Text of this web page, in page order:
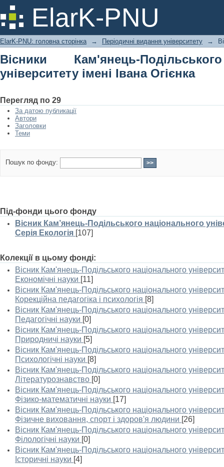
ElarK-PNU
Вісники Кам'янець-Подільського
Огієнка
ElarK-PNU: головна сторінка → Періодичні видання університету →
Вісники Кам'янець-
університету імені Івана Огієнка
Перегляд по 29
За датою публикації
Автори
Заголовки
Теми
Пошук по фонду:
Під-фонди цього фонду
Вісник Кам’янець-Подільського національного
Серія Екологія [107]
Колекції в цьому фонді:
Вісник Кам'янець-Подільського національного
Економічні науки [11]
Вісник Кам'янець-Подільського національного
Корекційна педагогіка і психологія [8]
Вісник Кам'янець-Подільського національного
Педагогічні науки [0]
Вісник Кам'янець-Подільського національного
Природничі науки [5]
Вісник Кам'янець-Подільського національного
Психологічні науки [8]
Вісник Кам'янець-Подільського національного
Літературознавство [0]
Вісник Кам'янець-Подільського національного
Фізико-математичні науки [17]
Вісник Кам'янець-Подільського національного
Фізичне виховання, спорт і здоров'я людини [26]
Вісник Кам'янець-Подільського національного
Філологічні науки [0]
Вісник Кам'янець-Подільського національного
Історичні науки [4]